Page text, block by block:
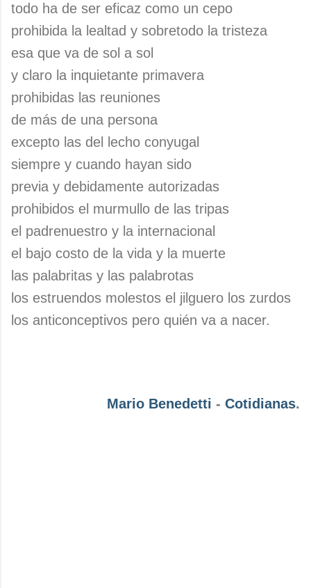
todo ha de ser eficaz como un cepo
prohibida la lealtad y sobretodo la tristeza
esa que va de sol a sol
y claro la inquietante primavera
prohibidas las reuniones
de más de una persona
excepto las del lecho conyugal
siempre y cuando hayan sido
previa y debidamente autorizadas
prohibidos el murmullo de las tripas
el padrenuestro y la internacional
el bajo costo de la vida y la muerte
las palabritas y las palabrotas
los estruendos molestos el jilguero los zurdos
los anticonceptivos pero quién va a nacer.
Mario Benedetti - Cotidianas.